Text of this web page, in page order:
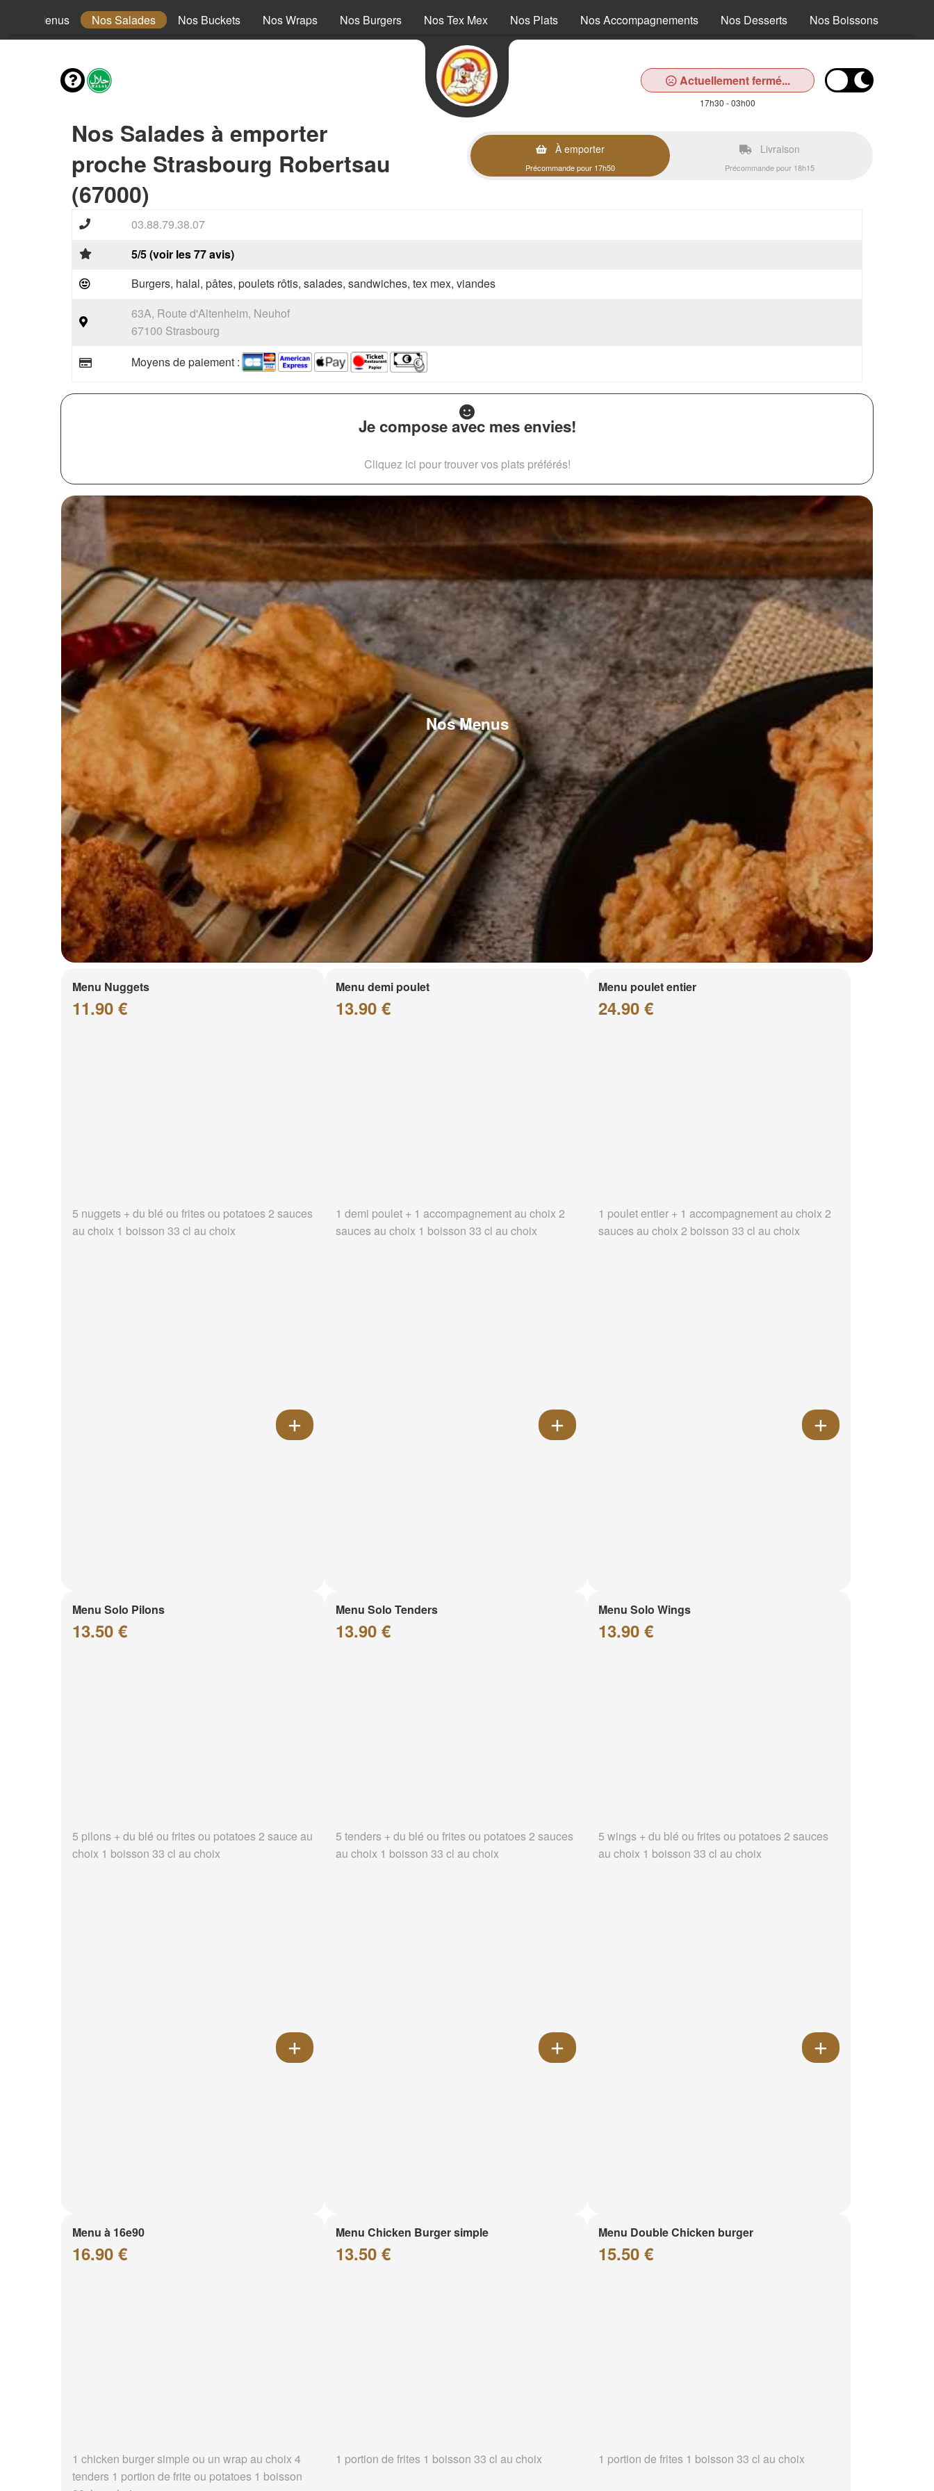
Nos Menus Nos Salades Nos Buckets Nos Wraps Nos Burgers Nos Tex Mex Nos Plats Nos Accompagnements Nos Desserts Nos Boissons
Actuellement fermé...
17h30 - 03h00
Nos Salades à emporter
proche Strasbourg Robertsau
(67000)
À emporter
Précommande pour 17h50
Livraison
Précommande pour 18h15
03.88.79.38.07
5/5 (voir les 77 avis)
Burgers, halal, pâtes, poulets rôtis, salades, sandwiches, tex mex, viandes
63A, Route d'Altenheim, Neuhof
67100 Strasbourg
Moyens de paiement :
Je compose avec mes envies!
Cliquez ici pour trouver vos plats préférés!
Nos Menus
Menu Nuggets
11.90 €
5 nuggets + du blé ou frites ou potatoes 2 sauces
au choix 1 boisson 33 cl au choix
Menu demi poulet
13.90 €
1 demi poulet + 1 accompagnement au choix 2
sauces au choix 1 boisson 33 cl au choix
Menu poulet entier
24.90 €
1 poulet entier + 1 accompagnement au choix 2
sauces au choix 2 boisson 33 cl au choix
Menu Solo Pilons
13.50 €
5 pilons + du blé ou frites ou potatoes 2 sauce au
choix 1 boisson 33 cl au choix
Menu Solo Tenders
13.90 €
5 tenders + du blé ou frites ou potatoes 2 sauces
au choix 1 boisson 33 cl au choix
Menu Solo Wings
13.90 €
5 wings + du blé ou frites ou potatoes 2 sauces
au choix 1 boisson 33 cl au choix
Menu à 16e90
16.90 €
1 chicken burger simple ou un wrap au choix 4
tenders 1 portion de frite ou potatoes 1 boisson
Menu Chicken Burger simple
13.50 €
1 portion de frites 1 boisson 33 cl au choix
Menu Double Chicken burger
15.50 €
1 portion de frites 1 boisson 33 cl au choix